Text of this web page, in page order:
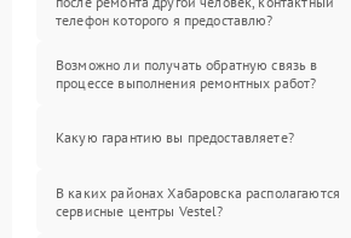
телефон которого я предоставлю?
Возможно ли получать обратную связь в
процессе выполнения ремонтных работ?
Какую гарантию вы предоставляете?
В каких районах Хабаровска располагаются
сервисные центры Vestel?